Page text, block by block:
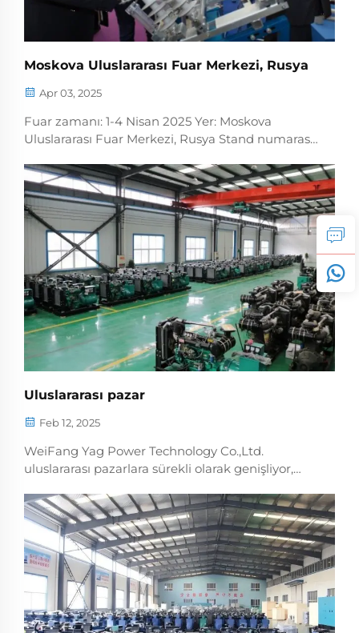
Moskova Uluslararası Fuar Merkezi, Rusya
Apr 03, 2025
Fuar zamanı: 1-4 Nisan 2025 Yer: Moskova
Uluslararası Fuar Merkezi, Rusya Stand numarası:
Elektronikleri Fuarı, Doğu Avrupa'daki en büyük
profesyonel güç elektronikleri fuarlarından biridir
ve Rus Uluslararası Fuar Merkezi (EXPOCENTR)
tarafından desteklenmektedir. Her yıl
düzenlenen bu fuar, son 48 yıldır
düzenlenemaktadır. Yaklaşık 13.529 profesyonel
ziyaretçi fuara katılmıştır.
Uluslararası pazar
Feb 12, 2025
WeiFang Yag Power Technology Co.,Ltd.
uluslararası pazarlara sürekli olarak genişliyor,
Amerika ve Afrika gibi ülkeler ve bölgelere
ihracat ediliyor. Ve Rusya, Özbekistan'da ofisler
kuruldu...